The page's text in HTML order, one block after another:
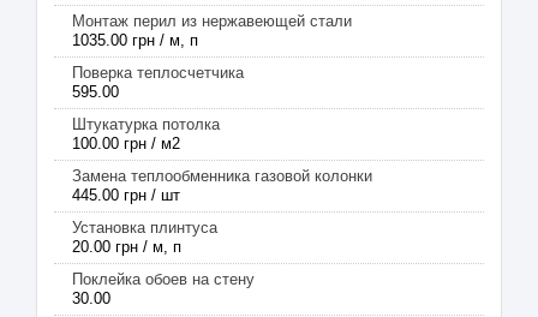
Монтаж перил из нержавеющей стали
1035.00 грн / м, п
Поверка теплосчетчика
595.00
Штукатурка потолка
100.00 грн / м2
Замена теплообменника газовой колонки
445.00 грн / шт
Установка плинтуса
20.00 грн / м, п
Поклейка обоев на стену
30.00